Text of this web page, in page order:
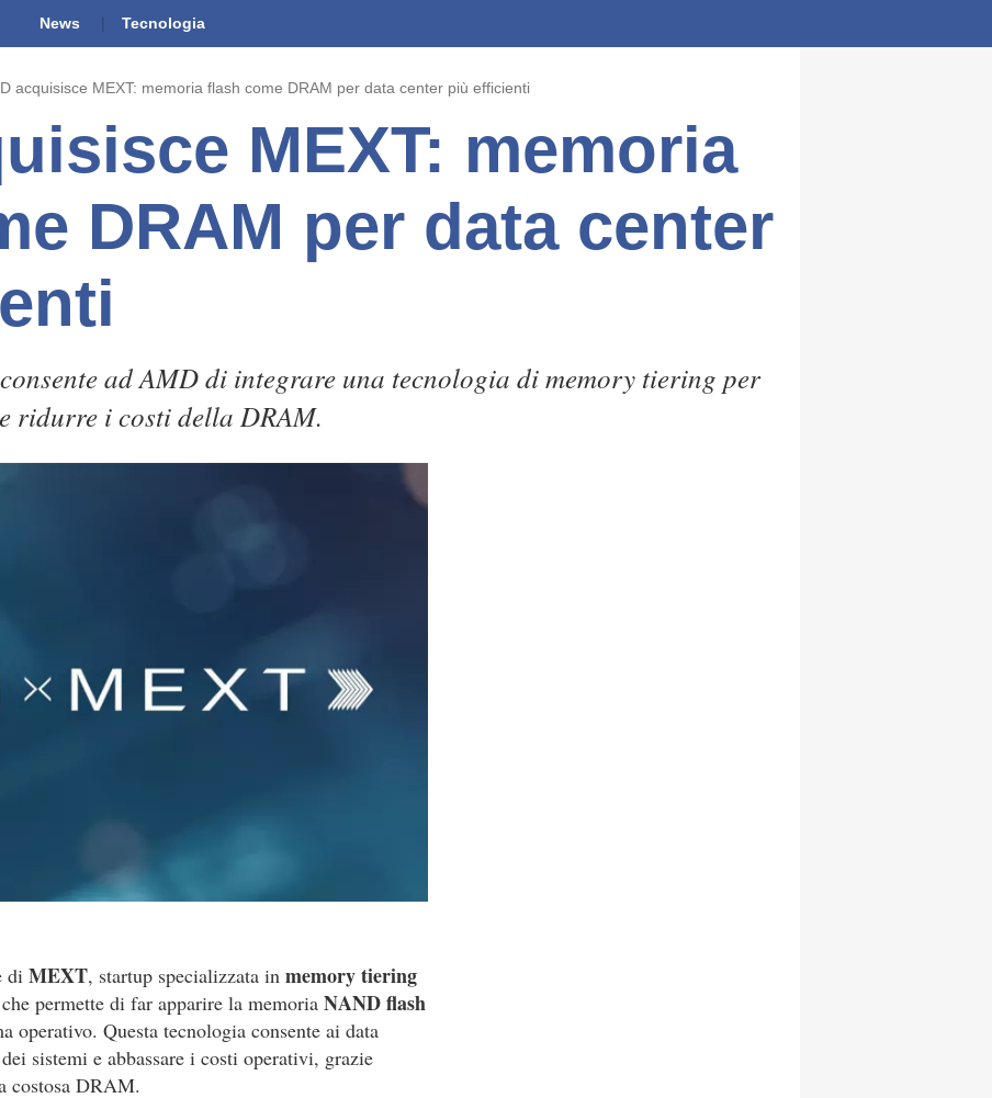
News Tecnologia
acquisisce MEXT: memoria flash come DRAM per data center più efficienti
MEXT: memoria
DRAM per data center
ad AMD di integrare una tecnologia di memory tiering per
ridurre i costi della DRAM.
di MEXT, startup specializzata in memory tiering
permette di far apparire la memoria NAND flash
operativo. Questa tecnologia consente ai data
sistemi e abbassare i costi operativi, grazie
costosa DRAM.